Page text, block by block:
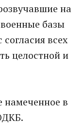
на
базы
всех
целостной и
намеченное в